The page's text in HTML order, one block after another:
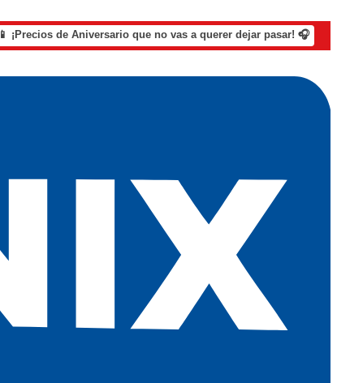
📱 ¡Precios de Aniversario que no vas a querer dejar pasar! 🎧